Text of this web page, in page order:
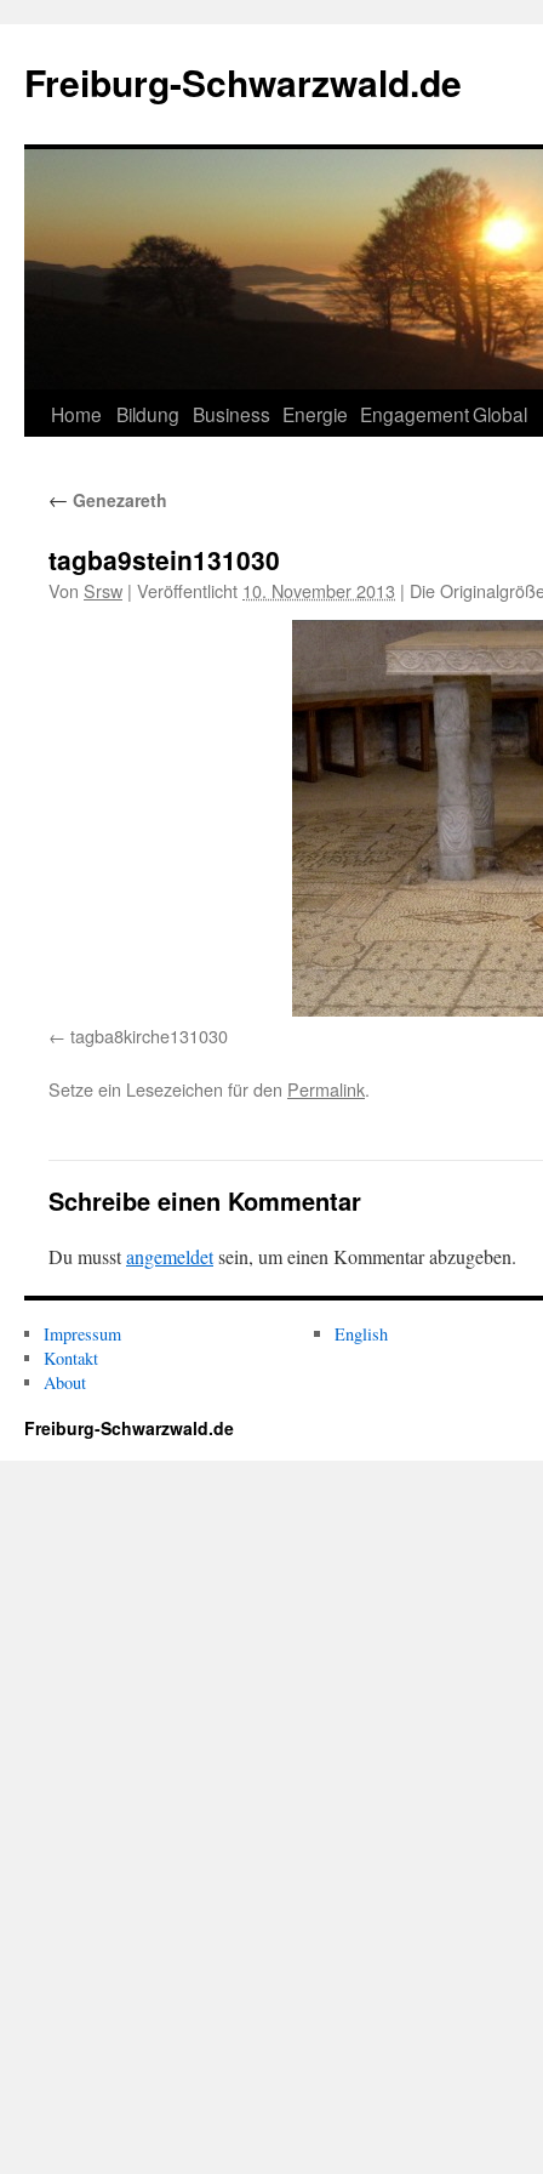
springen
Freiburg-Schwarzwald.de
Home Bildung Business Energie EngagementGlobal
← Genezareth
tagba9stein131030
Von Srsw | Veröffentlicht 10. November 2013 | Die
tagba8kirche131030
Setze ein Lesezeichen für den Permalink.
Schreibe einen Kommentar
Du musstangemeldetsein, um einen Kommentar abzugeben.
Impressum
Kontakt
About
English
Freiburg-Schwarzwald.de